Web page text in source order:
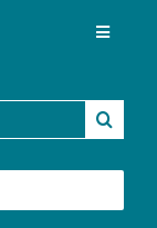
Toggle